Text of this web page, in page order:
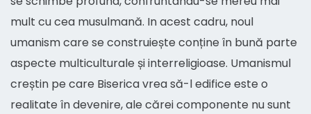
mult cu cea musulmană. In acest cadru, noul
umanism care se construiește conține în bună parte
aspecte multiculturale și interreligioase. Umanismul
creștin pe care Biserica vrea să-l edifice este o
realitate în devenire, ale cărei componente nu sunt